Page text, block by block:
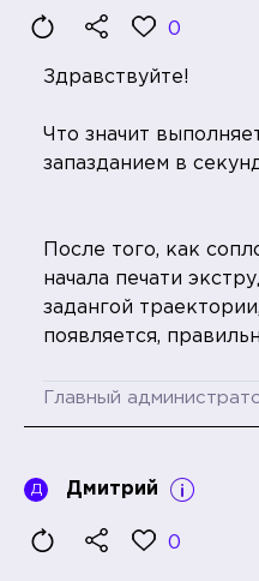
0
Здравствуйте!
Что значит
запазданием в
После того, как
начала печати
задангой
появляется,
Главный
Д Дмитрий
0